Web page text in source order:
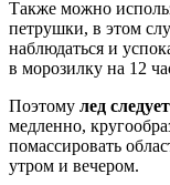
Также можно
петрушки, в этом
наблюдаться и
в морозилку на 12
Поэтому лед
медленно,
помассировать
утром и вечером.